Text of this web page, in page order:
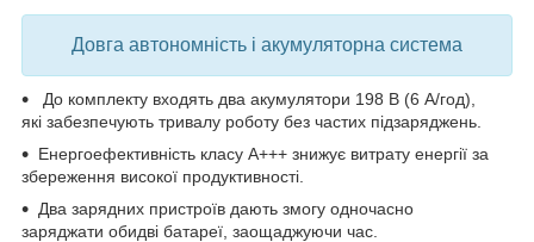
Довга автономність і акумуляторна система
До комплекту входять два акумулятори 198 В (6 А/год)
які забезпечують тривалу роботу без частих підзаряджень.
Енергоефективність класу A+++ знижує витрату енергії за
збереження високої продуктивності.
Два зарядних пристроїв дають змогу одночасно
заряджати обидві батареї, заощаджуючи час.